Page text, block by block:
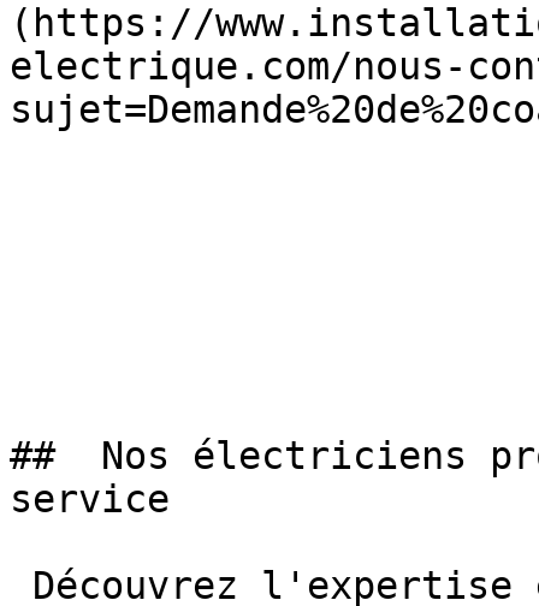
(https://
electrique.com/nous-
##  Nos électriciens
service